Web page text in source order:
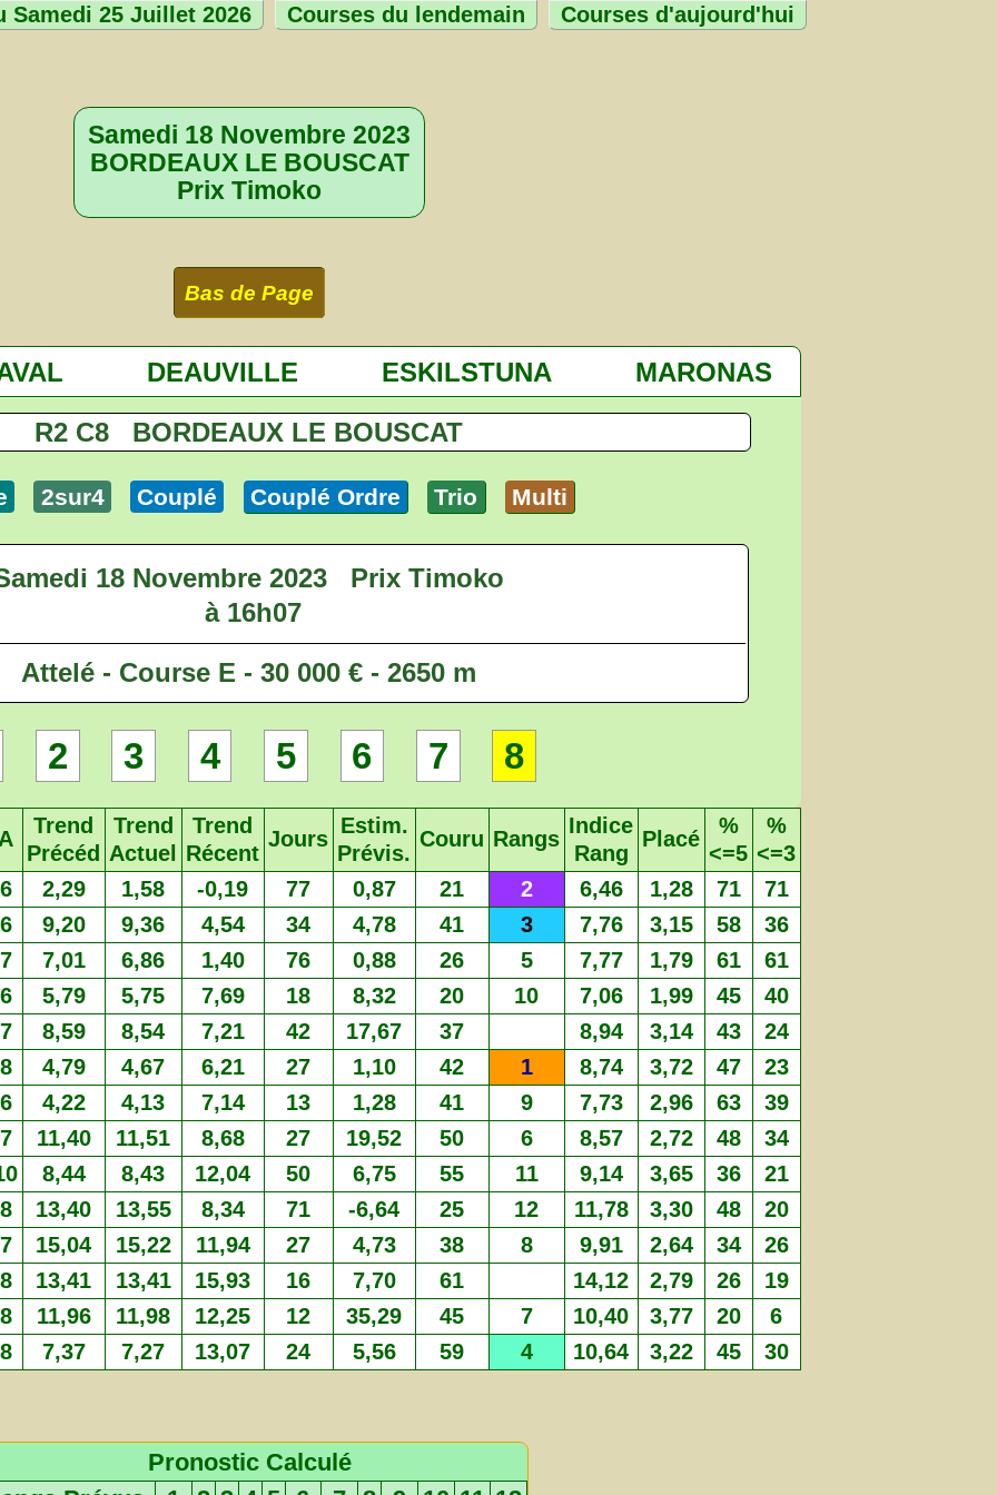
Samedi 25 Juillet 2026 Courses du lendemain Courses d'aujourd'hui
Samedi 18 Novembre 2023
BORDEAUX LE BOUSCAT
Prix Timoko
Bas de Page
DEAUVILLE ESKILSTUNA MARONAS
R2 C8 BORDEAUX LE BOUSCAT
2sur4 Couplé Couplé Ordre Trio Multi
18 Novembre 2023
Prix Timoko
à 16h07
Attelé - Course E - 30 000 € - 2650 m
2 3 4 5 6 7 8
Trend
Précéd
Trend
Actuel
Trend
Récent
Jours
Estim.
Prévis.
Couru Rangs
Indice
Rang
Placé
%
<=5
%
<=3
6
2,29 1,58 -0,19 77 0,87 21 2 6,46 1,28 71
71
6
9,20 9,36 4,54 34 4,78 41 3 7,76 3,15 58
36
7
7,01 6,86 1,40 76 0,88 26 5 7,77 1,79 61
61
6
5,79 5,75 7,69 18 8,32 20 10 7,06 1,99 45
40
7
8,59 8,54 7,21 42 17,67 37 8,94 3,14 43
24
8
4,79 4,67 6,21 27 1,10 42 1 8,74 3,72 47
23
6
4,22 4,13 7,14 13 1,28 41 9 7,73 2,96 63
39
7
11,40 11,51 8,68 27 19,52 50 6 8,57 2,72 48
34
8,44 8,43 12,04 50 6,75 55 11 9,14 3,65 36
21
8
13,40 13,55 8,34 71 -6,64 25 12 11,78 3,30 48
20
7
15,04 15,22 11,94 27 4,73 38 8 9,91 2,64 34
26
8
13,41 13,41 15,93 16 7,70 61 14,12 2,79 26
19
8
11,96 11,98 12,25 12 35,29 45 7 10,40 3,77 20
6
8
7,37 7,27 13,07 24 5,56 59 4 10,64 3,22 45 30
Pronostic Calculé